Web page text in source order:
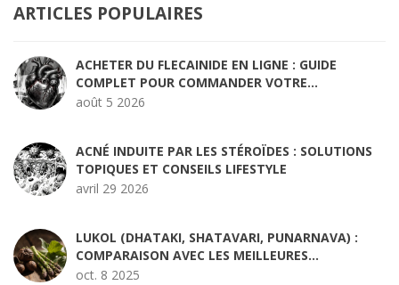
ARTICLES POPULAIRES
ACHETER DU FLECAINIDE EN LIGNE : GUIDE
COMPLET POUR COMMANDER VOTRE
TRAITEMENT CARDIAQUE
août 5 2026
ACNÉ INDUITE PAR LES STÉROÏDES : SOLUTIONS
TOPIQUES ET CONSEILS LIFESTYLE
avril 29 2026
LUKOL (DHATAKI, SHATAVARI, PUNARNAVA) :
COMPARAISON AVEC LES MEILLEURES
ALTERNATIVES
oct. 8 2025